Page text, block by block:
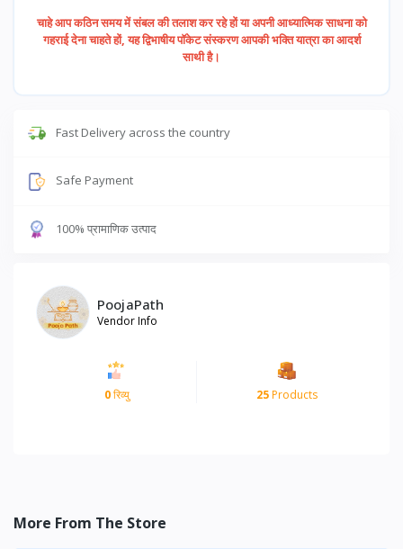
चाहे आप कठिन समय में संबल की तलाश कर रहे हों या अपनी आध्यात्मिक साधना को
गहराई देना चाहते हों, यह द्विभाषीय पॉकेट संस्करण आपकी भक्ति यात्रा का आदर्श
साथी है।
Fast Delivery across the country
Safe Payment
100% प्रामाणिक उत्पाद
PoojaPath
Vendor Info
0रिव्यु 25Products
More From The Store